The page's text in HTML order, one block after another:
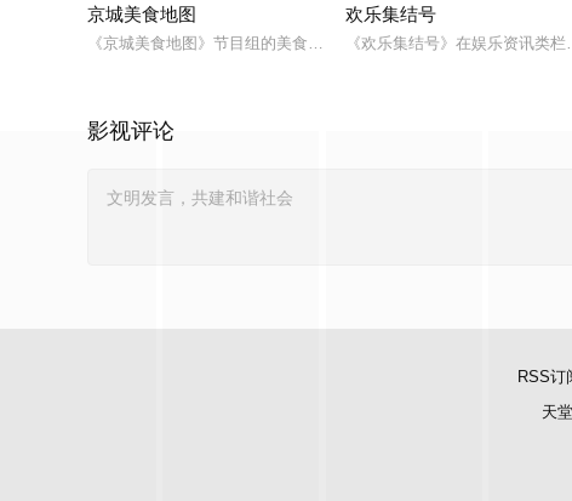
京城美食地图
《京城美食地图》节目组的美食侦探邀约行业专家和爱吃团网友，
欢乐集结号
《欢乐集结号》在娱乐资讯类
影视评论
RSS订
天